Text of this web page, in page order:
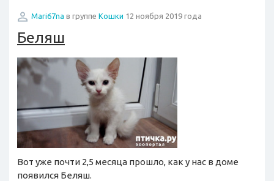
Mari67na в группе Кошки 12 ноября 2019 года
Беляш
Вот уже почти 2,5 месяца прошло, как у нас в доме
появился Беляш.